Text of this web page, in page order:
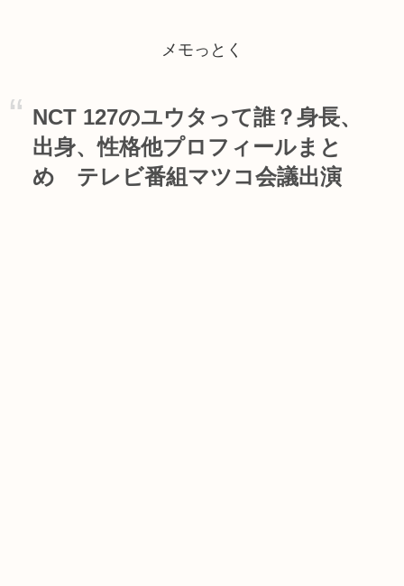
メモっとく
NCT 127のユウタって誰？身長、
出身、性格他プロフィールまと
め テレビ番組マツコ会議出演